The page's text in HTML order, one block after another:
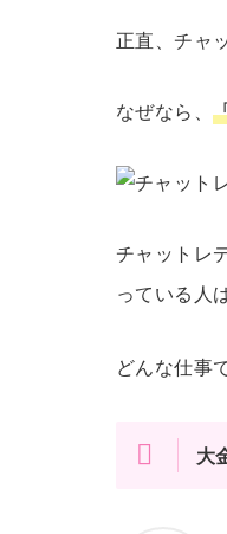
正直、チャ
なぜなら、
チャットレ
っている人
どんな仕事
大